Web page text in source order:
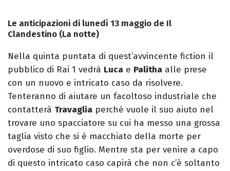
Le anticipazioni di lunedì 13 maggio de Il
Clandestino (La notte)
Nella quinta puntata di quest’avvincente fiction il
pubblico di Rai 1 vedrà Luca e Palitha alle prese
con un nuovo e intricato caso da risolvere.
Tenteranno di aiutare un facoltoso industriale che
contatterà Travaglia perché vuole il suo aiuto nel
trovare uno spacciatore su cui ha messo una grossa
taglia visto che si è macchiato della morte per
overdose di suo figlio. Mentre sta per venire a capo
di questo intricato caso capirà che non c’è soltanto